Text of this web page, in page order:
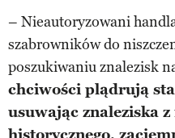
– Nieautoryzowani
szabrowników do
poszukiwaniu znalezisk
chciwości plądrują
usuwając znaleziska